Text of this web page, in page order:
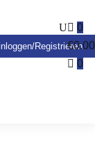
Registrieren
0
€0.00
0